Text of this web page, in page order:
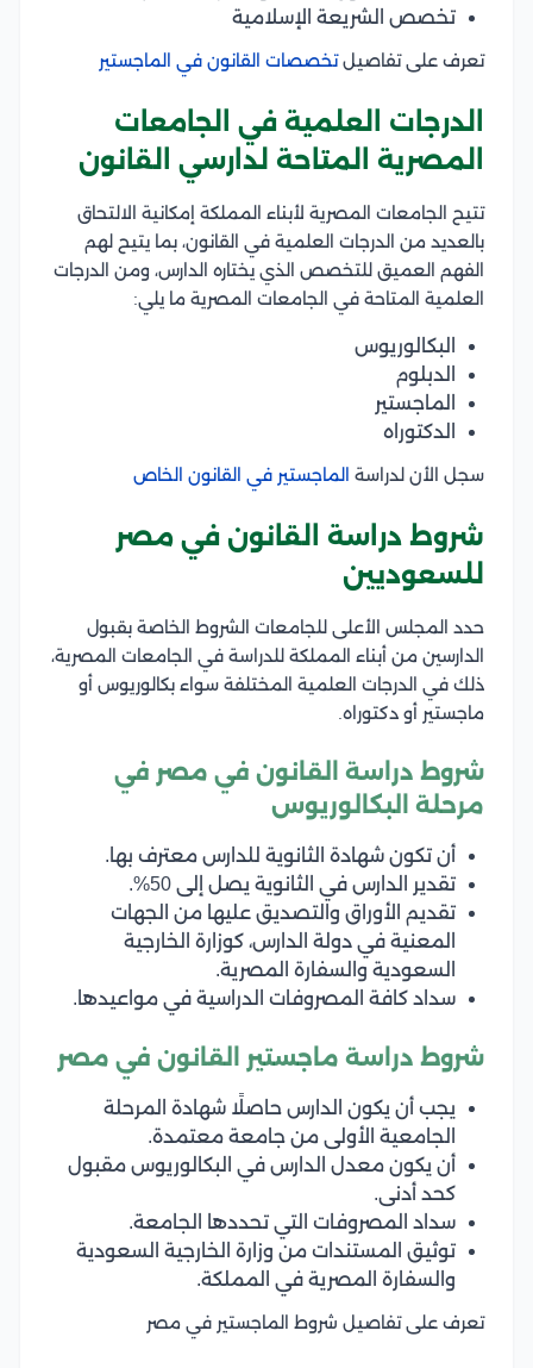
تخصص الشريعة الإسلامية
تعرف على تفاصيلتخصصات القانون في الماجستير
الدرجات العلمية في الجامعات
المصرية المتاحة لدارسي القانون
تتيح الجامعات المصرية لأبناء المملكة إمكانية الالتحاق
بالعديد من الدرجات العلمية في القانون، بما يتيح لهم
الفهم العميق للتخصص الذي يختاره الدارس، ومن الدرجات
العلمية المتاحة في الجامعات المصرية ما يلي:
البكالوريوس
الدبلوم
الماجستير
الدكتوراه
سجل الأن لدراسة الماجستير في القانون الخاص
شروط دراسة القانون في مصر
للسعوديين
حدد المجلس الأعلى للجامعات الشروط الخاصة بقبول
الدارسين من أبناء المملكة للدراسة في الجامعات المصرية،
ذلك في الدرجات العلمية المختلفة سواء بكالوريوس أو
ماجستير أو دكتوراه.
شروط دراسة القانون في مصر في
مرحلة البكالوريوس
أن تكون شهادة الثانوية للدارس معترف بها.
تقدير الدارس في الثانوية يصل إلى 50%.
تقديم الأوراق والتصديق عليها من الجهات
المعنية في دولة الدارس، كوزارة الخارجية
السعودية والسفارة المصرية.
سداد كافة المصروفات الدراسية في مواعيدها.
شروط دراسة ماجستير القانون في مصر
يجب أن يكون الدارس حاصلًا شهادة المرحلة
الجامعية الأولى من جامعة معتمدة.
أن يكون معدل الدارس في البكالوريوس مقبول
كحد أدنى.
سداد المصروفات التي تحددها الجامعة.
توثيق المستندات من وزارة الخارجية السعودية
والسفارة المصرية في المملكة.
تعرف على تفاصيل شروط الماجستير في مصر